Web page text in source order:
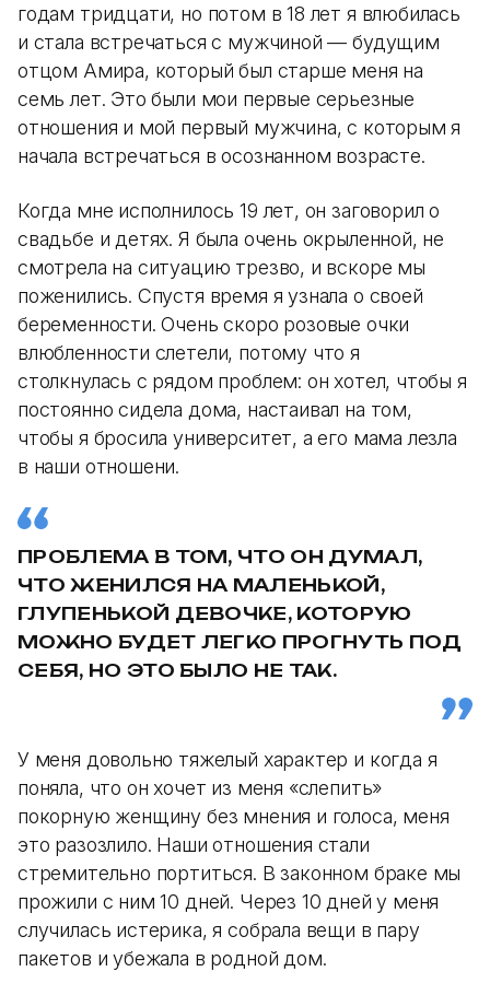
годам тридцати, но потом в 18 лет я влюбилась
и стала встречаться с мужчиной — будущим
отцом Амира, который был старше меня на
семь лет. Это были мои первые серьезные
отношения и мой первый мужчина, с которым я
начала встречаться в осознанном возрасте.
Когда мне исполнилось 19 лет, он заговорил о
свадьбе и детях. Я была очень окрыленной, не
смотрела на ситуацию трезво, и вскоре мы
поженились. Спустя время я узнала о своей
беременности. Очень скоро розовые очки
влюбленности слетели, потому что я
столкнулась с рядом проблем: он хотел, чтобы я
постоянно сидела дома, настаивал на том,
чтобы я бросила университет, а его мама лезла
в наши отношени.
ПРОБЛЕМА В ТОМ, ЧТО ОН ДУМАЛ,
ЧТО ЖЕНИЛСЯ НА МАЛЕНЬКОЙ,
ГЛУПЕНЬКОЙ ДЕВОЧКЕ, КОТОРУЮ
МОЖНО БУДЕТ ЛЕГКО ПРОГНУТЬ ПОД
СЕБЯ, НО ЭТО БЫЛО НЕ ТАК.
У меня довольно тяжелый характер и когда я
поняла, что он хочет из меня «слепить»
покорную женщину без мнения и голоса, меня
это разозлило. Наши отношения стали
стремительно портиться. В законном браке мы
прожили с ним 10 дней. Через 10 дней у меня
случилась истерика, я собрала вещи в пару
пакетов и убежала в родной дом.